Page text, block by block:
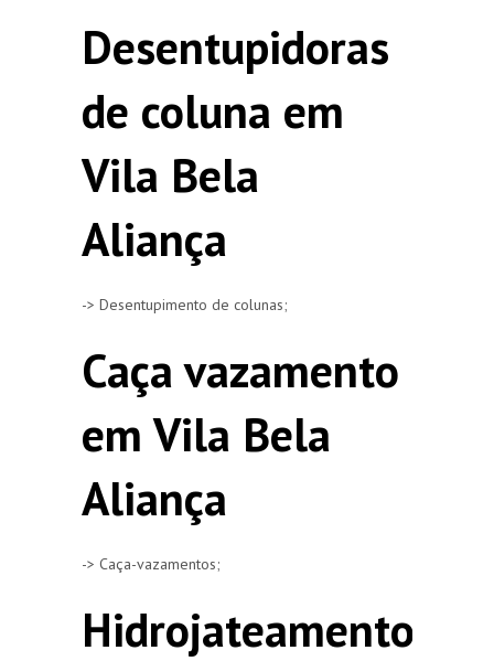
Desentupidoras
de coluna em
Vila Bela
Aliança
-> Desentupimento de colunas;
Caça vazamento
em Vila Bela
Aliança
-> Caça-vazamentos;
Hidrojateamento